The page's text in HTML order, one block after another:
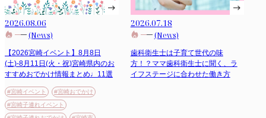
2026.08.06
(News)
【2026宮崎イベント】8月8日
(土)-8月11日(火・祝)宮崎県内のお
すすめおでかけ情報まとめ♩11選
#宮崎イベント
#宮崎おでかけ
#宮崎子連れイベント
2026.07.18
(News)
歯科衛生士は子育て世代の味
方！？ママ歯科衛生士に聞く、ラ
イフステージに合わせた働き方